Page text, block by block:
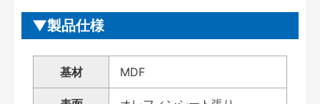
製品仕様
基材 MDF